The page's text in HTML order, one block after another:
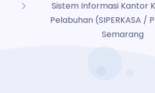
Sistem Informasi Kantor
Pelabuhan (SIPERKASA /
Semarang